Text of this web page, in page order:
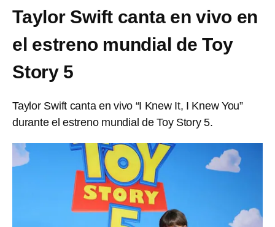
Taylor Swift canta en vivo en
el estreno mundial de Toy
Story 5
Taylor Swift canta en vivo “I Knew It, I Knew You”
durante el estreno mundial de Toy Story 5.